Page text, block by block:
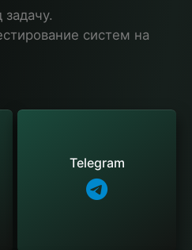
систем на
Telegram